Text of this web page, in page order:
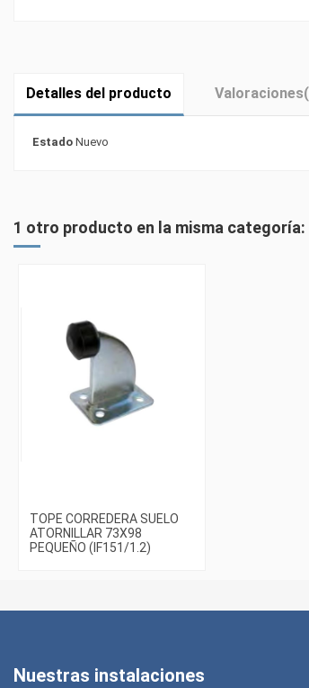
Detalles del producto Valoraciones
Estado Nuevo
1 otro producto en la misma categoría:
TOPE CORREDERA SUELO
ATORNILLAR 73X98
PEQUEÑO (IF151/1.2)
Nuestras instalaciones